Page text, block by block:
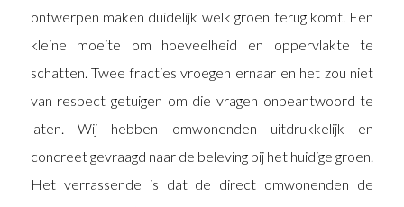
ontwerpen maken duidelijk welk groen terug komt. Een
kleine moeite om hoeveelheid en oppervlakte te
schatten. Twee fracties vroegen ernaar en het zou niet
van respect getuigen om die vragen onbeantwoord te
laten. Wij hebben omwonenden uitdrukkelijk en
concreet gevraagd naar de beleving bij het huidige groen.
Het verrassende is dat de direct omwonenden de